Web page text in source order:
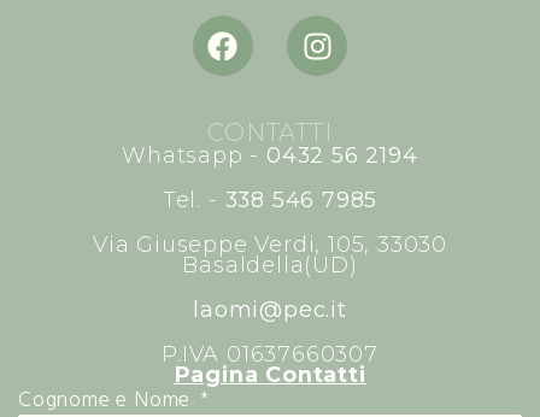
CONTATTI
Whatsapp - 0432 56 2194
Tel. - 338 546 7985
Via Giuseppe Verdi, 105, 33030
Basaldella(UD)
laomi@pec.it
P.IVA 01637660307
Pagina Contatti
Cognome e Nome